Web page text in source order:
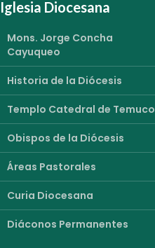
Iglesia Diocesana
Mons. Jorge Concha
Cayuqueo
Historia de la Diócesis
Templo Catedral de Temuco
Obispos de la Diócesis
Áreas Pastorales
Curia Diocesana
Diáconos Permanentes